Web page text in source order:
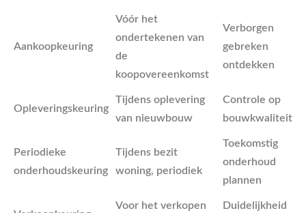
Aankoopkeuring
Vóór het
ondertekenen van
de
koopovereenkomst
Verborgen
gebreken
ontdekken
Opleveringskeuring
Tijdens oplevering
van nieuwbouw
Controle op
bouwkwaliteit
Periodieke
onderhoudskeuring
Tijdens bezit
woning, periodiek
Toekomstig
onderhoud
plannen
Voor het verkopen Duidelijkheid